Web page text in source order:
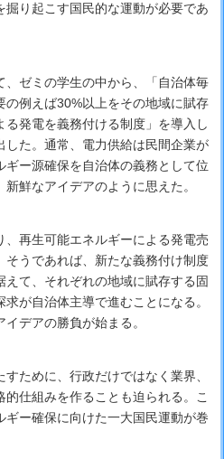
り起こす国民的な運動が必要であ
ゼミの学生の中から、「自治体毎
の例えば30%以上をその地域に賦存
発電を義務付ける制度」を導入し
した。通常、電力供給は民間企業が
ー源確保を自治体の義務として位
鮮なアイデアのように思えた。
再生可能エネルギーによる発電売
うであれば、新たな義務付け制度
て、それぞれの地域に賦存する固
が自治体主導で進むことになる。
デアの勝負が始まる。
ために、行政だけではなく業界、
仕組みを作ることも迫られる。こ
ー確保に向けた一大国民運動が巻